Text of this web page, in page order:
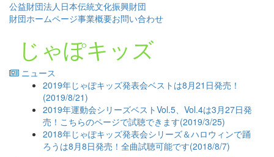
公益財団法人日本伝統文化振興財団
財団ホームページ事業概要お問い合わせ
じゃぽキッズ
ニュース
2019年じゃぽキッズ発表会ベストは8月21日発売！
(2019/8/21)
2019年運動会シリーズベストVol.5、Vol.4は3月27日発
売！こちらのページで試聴できます(2019/3/25)
2018年じゃぽキッズ発表会シリーズ＆ハロウィンで踊
ろうは8月8日発売！全曲試聴可能です(2018/8/7)